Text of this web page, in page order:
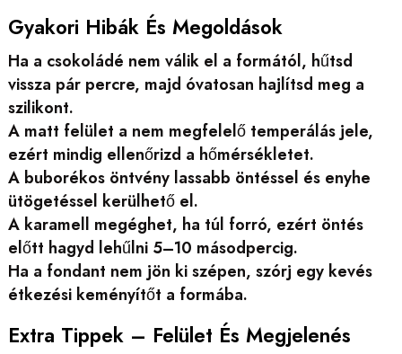
Gyakori Hibák És Megoldások
Ha a csokoládé nem válik el a formától, hűtsd
vissza pár percre, majd óvatosan hajlítsd meg a
szilikont.
A matt felület a nem megfelelő temperálás jele,
ezért mindig ellenőrizd a hőmérsékletet.
A buborékos öntvény lassabb öntéssel és enyhe
ütögetéssel kerülhető el.
A karamell megéghet, ha túl forró, ezért öntés
előtt hagyd lehűlni 5–10 másodpercig.
Ha a fondant nem jön ki szépen, szórj egy kevés
étkezési keményítőt a formába.
Extra Tippek – Felület És Megjelenés